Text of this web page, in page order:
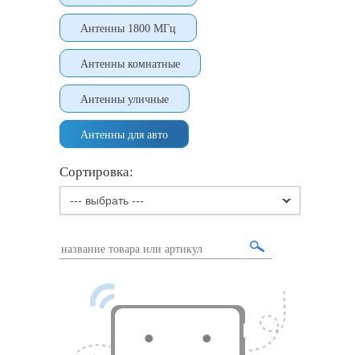
Антенны 1800 МГц
Антенны комнатные
Антенны уличные
Антенны для авто
Сортировка:
--- выбрать ---